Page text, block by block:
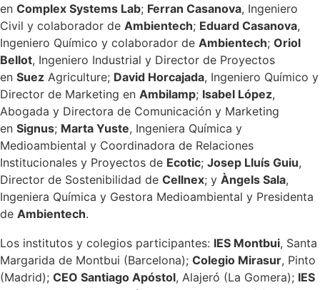
en Complex Systems Lab; Ferran Casanova, Ingeniero
Civil y colaborador de Ambientech; Eduard Casanova,
Ingeniero Químico y colaborador de Ambientech; Oriol
Bellot, Ingeniero Industrial y Director de Proyectos
en Suez Agriculture; David Horcajada, Ingeniero Químico y
Director de Marketing en Ambilamp; Isabel López,
Abogada y Directora de Comunicación y Marketing
en Signus; Marta Yuste, Ingeniera Química y
Medioambiental y Coordinadora de Relaciones
Institucionales y Proyectos de Ecotic; Josep Lluís Guiu,
Director de Sostenibilidad de Cellnex; y Àngels Sala,
Ingeniera Química y Gestora Medioambiental y Presidenta
de Ambientech.
Los institutos y colegios participantes: IES Montbui, Santa
Margarida de Montbui (Barcelona); Colegio Mirasur, Pinto
(Madrid); CEO Santiago Apóstol, Alajeró (La Gomera); IES